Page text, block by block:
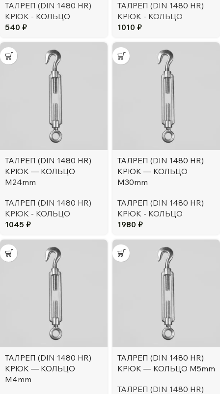
ТАЛРЕП (DIN 1480 HR)
КРЮК - КОЛЬЦО
540 ₽
ТАЛРЕП (DIN 1480 HR)
КРЮК - КОЛЬЦО
1010 ₽
ТАЛРЕП (DIN 1480 HR)
КРЮК — КОЛЬЦО
М24mm
ТАЛРЕП (DIN 1480 HR)
КРЮК - КОЛЬЦО
1045 ₽
ТАЛРЕП (DIN 1480 HR)
КРЮК — КОЛЬЦО
М30mm
ТАЛРЕП (DIN 1480 HR)
КРЮК - КОЛЬЦО
1980 ₽
ТАЛРЕП (DIN 1480 HR)
КРЮК — КОЛЬЦО
М4mm
ТАЛРЕП (DIN 1480 HR)
КРЮК — КОЛЬЦО М5mm
ТАЛРЕП (DIN 1480 HR)